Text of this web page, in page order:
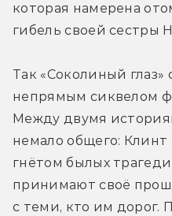
которая намерена
гибель своей сестры
Так «Соколиный
непрямым сиквелом
Между двумя
немало общего:
гнётом былых
принимают своё
с теми, кто им дорог.